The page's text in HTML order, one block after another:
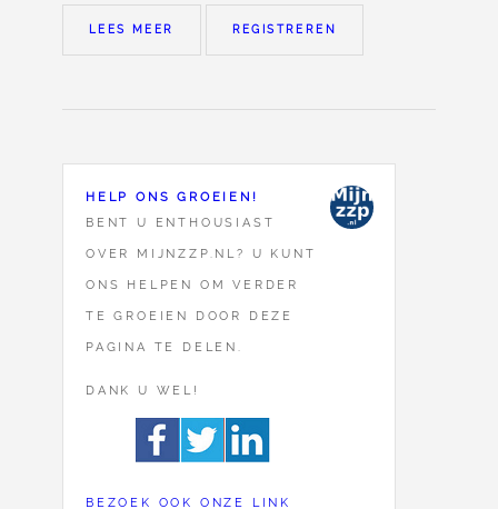
LEES MEER REGISTREREN
HELP ONS GROEIEN!
BENT U ENTHOUSIAST
OVER MIJNZZP.NL? U KUNT
ONS HELPEN OM VERDER
TE GROEIEN DOOR DEZE
PAGINA TE DELEN.
DANK U WEL!
BEZOEK OOK ONZE LINK